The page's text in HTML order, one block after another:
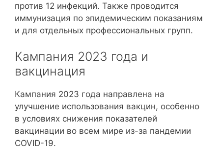
против 12 инфекций. Также проводится
иммунизация по эпидемическим показаниям
и для отдельных профессиональных групп.
Кампания 2023 года и
вакцинация
Кампания 2023 года направлена на
улучшение использования вакцин, особенно
в условиях снижения показателей
вакцинации во всем мире из-за пандемии
COVID-19.